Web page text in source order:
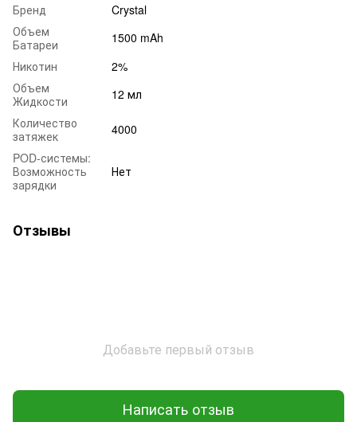
Бренд
Crystal
Объем
Батареи
1500 mAh
Никотин
2%
Объем
Жидкости
12 мл
Количество
затяжек
4000
POD-системы:
Возможность
зарядки
Нет
Отзывы
Добавьте первый отзыв
Написать отзыв